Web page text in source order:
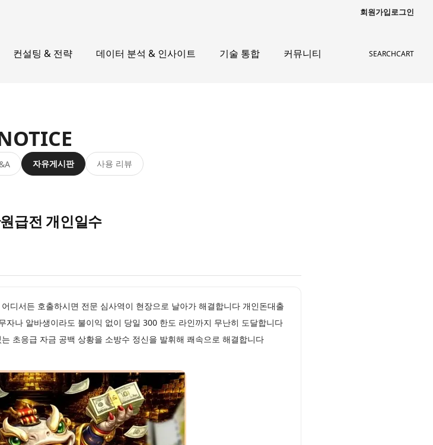
회원가입로그인
컨설팅 & 전략 데이터 분석 & 인사이트 기술 통합 커뮤니티 SEARCHCART
자유게시판 사용 리뷰
급전 개인일수
디서든 호출하시면 전문 심사역이 현장으로 날아가 해결합니다 개인돈대출
나 알바생이라도 불이익 없이 당일 300 한도 라인까지 무난히 도달합니다
초응급 자금 공백 상황을 소방수 정신을 발휘해 쾌속으로 해결합니다